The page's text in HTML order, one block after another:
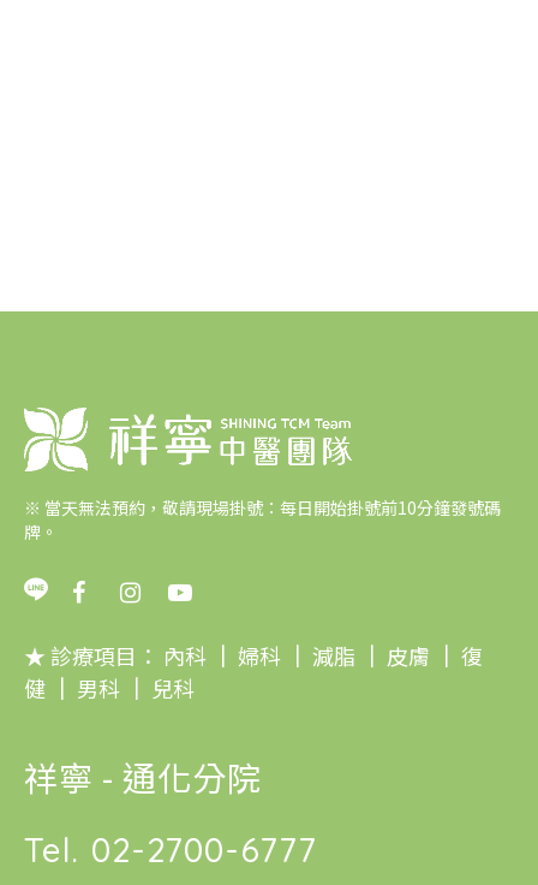
※ 當天無法預約，敬請現場掛號：每日開始掛號前10分鐘發號碼
牌。
★ 診療項目： 內科 ｜ 婦科 ｜ 減脂 ｜ 皮膚 ｜ 復
健 ｜ 男科 ｜ 兒科
祥寧 - 通化分院
Tel. 02-2700-6777